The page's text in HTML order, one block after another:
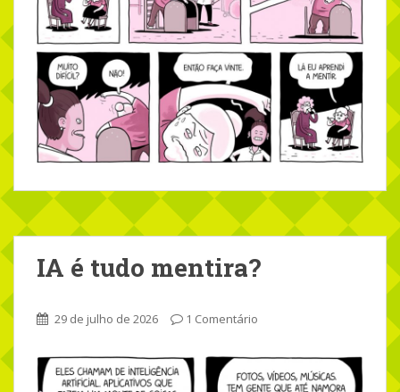
IA é tudo mentira?
29 de julho de 2026 1 Comentário